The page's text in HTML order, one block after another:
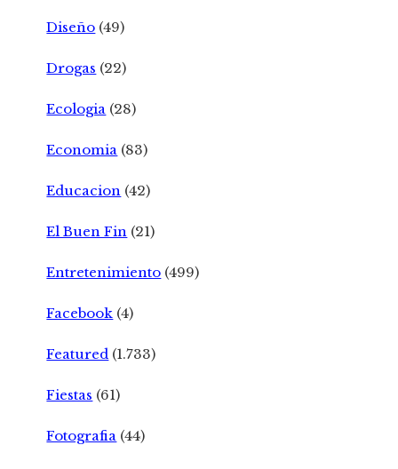
Diseño (49)
Drogas (22)
Ecologia (28)
Economia (83)
Educacion (42)
El Buen Fin (21)
Entretenimiento (499)
Facebook (4)
Featured (1.733)
Fiestas (61)
Fotografia (44)